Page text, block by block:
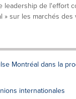
leadership de l'effort
sur les marchés
Montréal dans la
internationales